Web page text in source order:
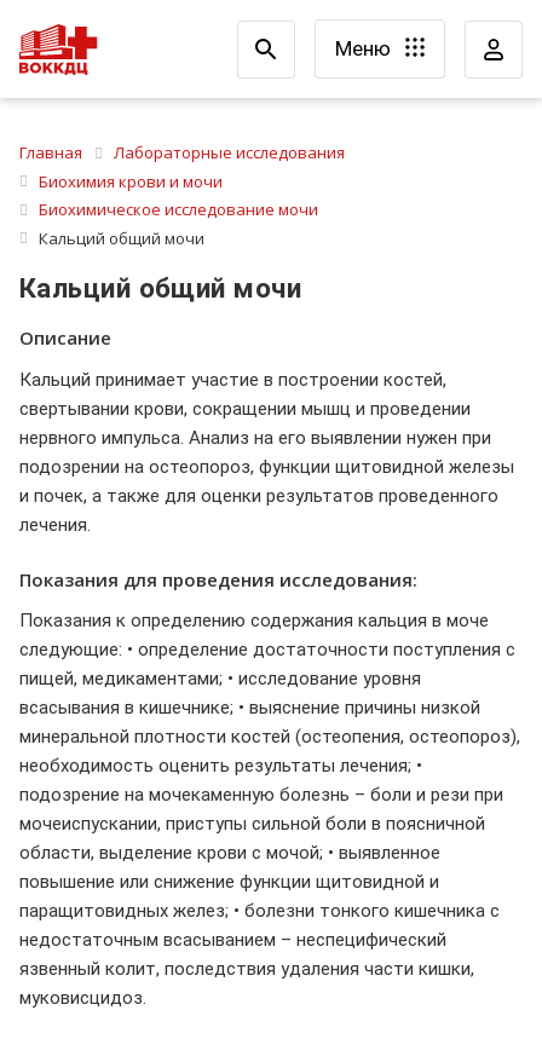
Меню
Главная
Лабораторные исследования
Биохимия крови и мочи
Биохимическое исследование мочи
Кальций общий мочи
Кальций общий мочи
Описание
Кальций принимает участие в построении костей,
свертывании крови, сокращении мышц и проведении
нервного импульса. Анализ на его выявлении нужен при
подозрении на остеопороз, функции щитовидной железы
и почек, а также для оценки результатов проведенного
лечения.
Показания для проведения исследования:
Показания к определению содержания кальция в моче
следующие: • определение достаточности поступления с
пищей, медикаментами; • исследование уровня
всасывания в кишечнике; • выяснение причины низкой
минеральной плотности костей (остеопения, остеопороз),
необходимость оценить результаты лечения; •
подозрение на мочекаменную болезнь – боли и рези при
мочеиспускании, приступы сильной боли в поясничной
области, выделение крови с мочой; • выявленное
повышение или снижение функции щитовидной и
паращитовидных желез; • болезни тонкого кишечника с
недостаточным всасыванием – неспецифический
язвенный колит, последствия удаления части кишки,
муковисцидоз.